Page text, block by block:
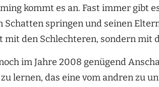
kommt es an. Fast immer gibt
Schatten springen und seinen
den Schlechteren, sondern mit
im Jahre 2008 genügend
lernen, das eine vom andren zu